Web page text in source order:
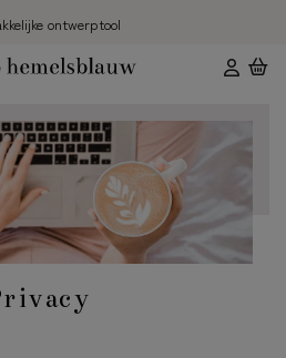
ontwerptool